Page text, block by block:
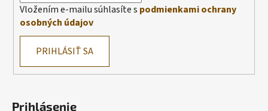
Vložením e-mailu súhlasíte s podmienkami ochrany
osobných údajov
PRIHLÁSIŤ SA
Prihlásenie